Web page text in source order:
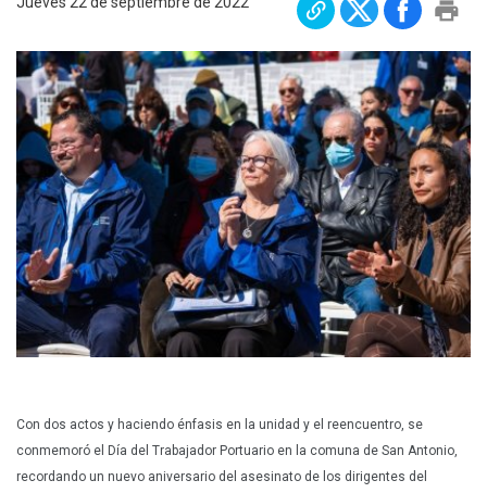
Preguntas Frecuentes
Con dos actos y haciendo énfasis en la unidad y el reencuentro, se
conmemoró el Día del Trabajador Portuario en la comuna de San Antonio,
recordando un nuevo aniversario del asesinato de los dirigentes del